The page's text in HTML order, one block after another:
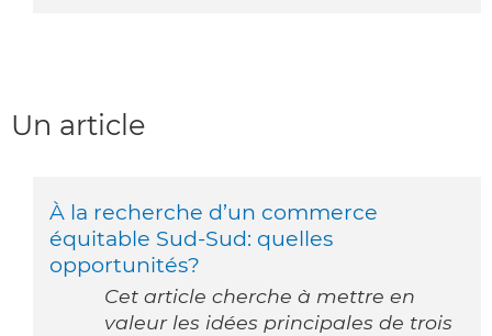
Un article
À la recherche d’un commerce
équitable Sud-Sud: quelles
opportunités?
Cet article cherche à mettre en
valeur les idées principales de trois